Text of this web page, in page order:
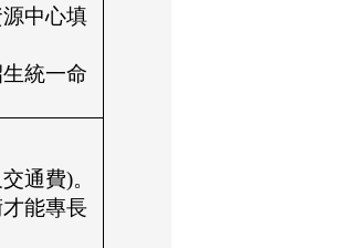
中心填
統一命
通費)。
能專長